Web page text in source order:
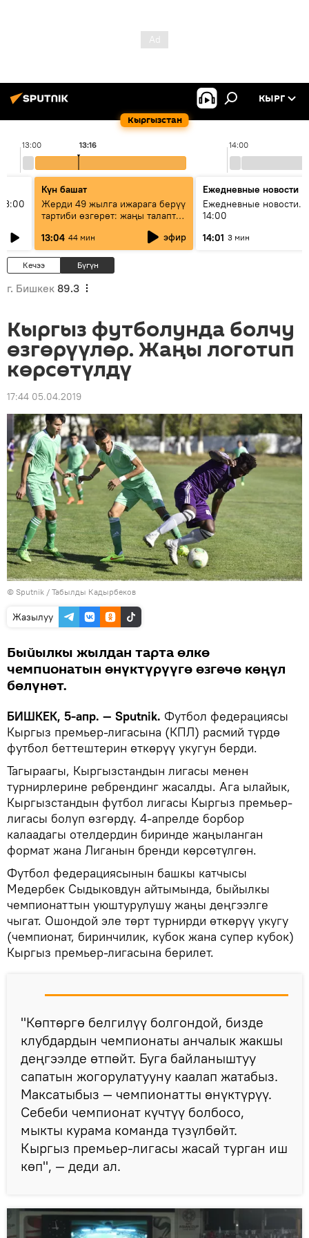
Кыргызстан
КЫРГ
13:00 14:00
13:16
Күн башат
Жерди 49 жылга ижарага берүү
тартиби өзгөрөт: жаңы талаптар
13:04 44 мин эфир
Ежедневные новости
Ежедневные новости.
14:00
14:01 3 мин
Кечээ Бүгүн
г. Бишкек 89.3
Кыргыз футболунда болчу
өзгөрүүлөр. Жаңы логотип
көрсөтүлдү
17:44 05.04.2019
© Sputnik / Табылды Кадырбеков
Жазылуу
Быйылкы жылдан тарта өлкө
чемпионатын өнүктүрүүгө өзгөчө көңүл
бөлүнөт.
БИШКЕК, 5-апр. — Sputnik. Футбол федерациясы
Кыргыз премьер-лигасына (КПЛ) расмий түрдө
футбол беттештерин өткөрүү укугун берди.
Тагыраагы, Кыргызстандын лигасы менен
турнирлерине ребрендинг жасалды. Ага ылайык,
Кыргызстандын футбол лигасы Кыргыз премьер-
лигасы болуп өзгөрдү. 4-апрелде борбор
калаадагы отелдердин биринде жаңыланган
формат жана Лиганын бренди көрсөтүлгөн.
Футбол федерациясынын башкы катчысы
Медербек Сыдыковдун айтымында, быйылкы
чемпионаттын уюштурулушу жаңы деңгээлге
чыгат. Ошондой эле төрт турнирди өткөрүү укугу
(чемпионат, биринчилик, кубок жана супер кубок)
Кыргыз премьер-лигасына берилет.
"Көптөргө белгилүү болгондой, бизде
клубдардын чемпионаты анчалык жакшы
деңгээлде өтпөйт. Буга байланыштуу
сапатын жогорулатууну каалап жатабыз.
Максатыбыз — чемпионатты өнүктүрүү.
Себеби чемпионат күчтүү болбосо,
мыкты курама команда түзүлбөйт.
Кыргыз премьер-лигасы жасай турган иш
көп", — деди ал.